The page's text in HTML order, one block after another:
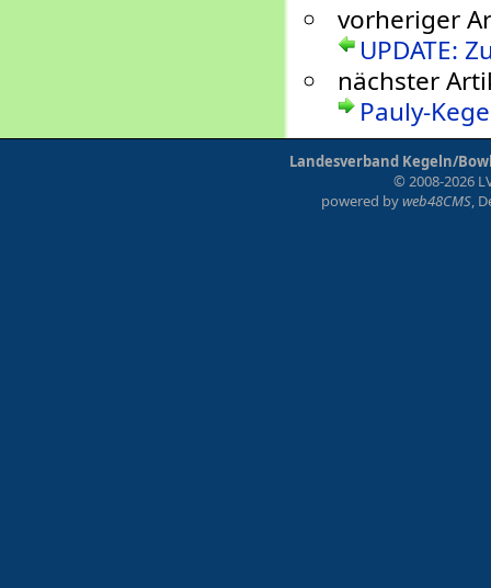
vorheriger
UPDATE:
nächster
Pauly-
Landesverband Kegeln/
© 2008-2026
powered byweb48CMS,